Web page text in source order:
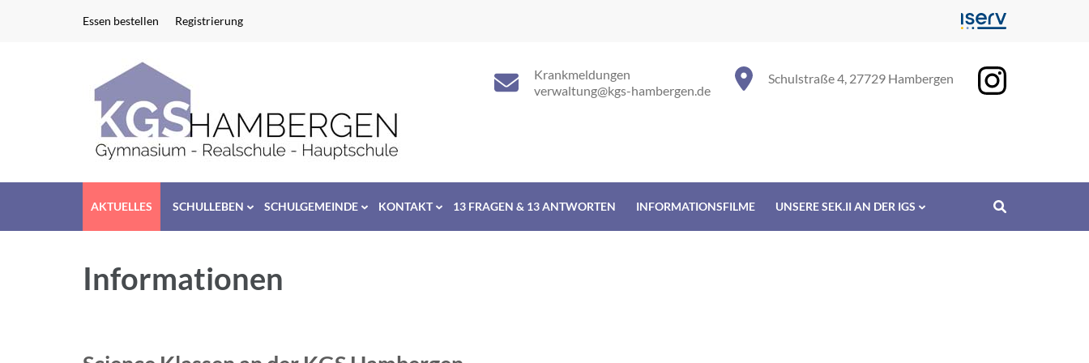
Essen bestellen Registrierung
Schulstraße 4, 27729 Hambergen
Krankmeldungen
verwaltung@kgs-hambergen.de
AKTUELLES SCHULLEBEN SCHULGEMEINDE KONTAKT 13 FRAGEN & 13 ANTWORTEN INFORMATIONSFILME UNSERE SEK.II AN DER IGS
Informationen